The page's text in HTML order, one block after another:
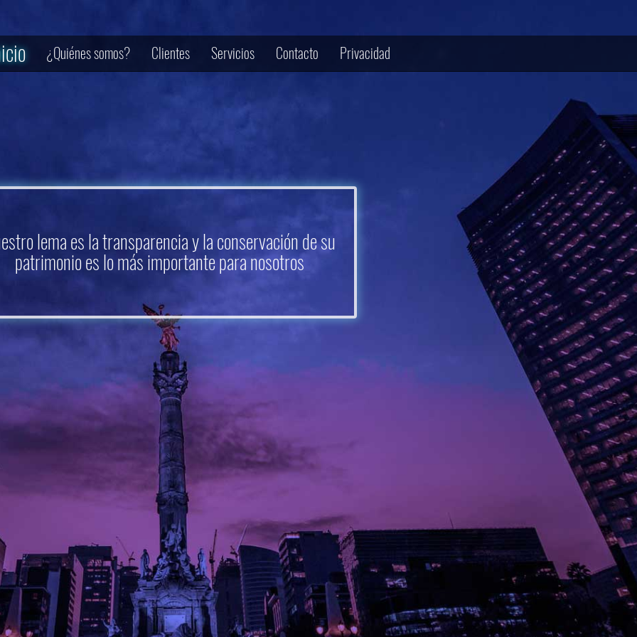
¿Quiénes somos? Clientes Servicios Contacto Privacidad
lema es la transparencia y la conservación de su
patrimonio es lo más importante para nosotros